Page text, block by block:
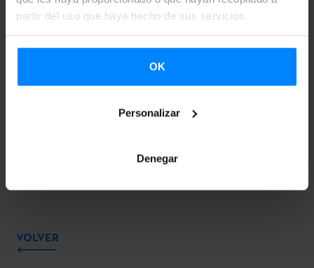
partir del uso que haya hecho de sus servicios.
OK
Personalizar
Denegar
05.11.2015 ANEXO 1 II. PLAZO
VOLVER